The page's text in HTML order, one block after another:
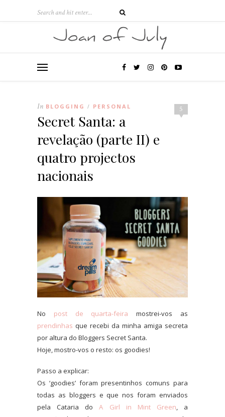
5
In BLOGGING / PERSONAL
Secret Santa: a
revelação (parte II) e
quatro projectos
nacionais
No post de quarta-feira mostrei-vos as
prendinhas que recebi da minha amiga secreta
por altura do Bloggers Secret Santa.
Hoje, mostro-vos o resto: os goodies!
Passo a explicar:
Os ‘goodies’ foram presentinhos comuns para
todas as bloggers e que nos foram enviados
pela Cataria doA Girl in Mint Green, a